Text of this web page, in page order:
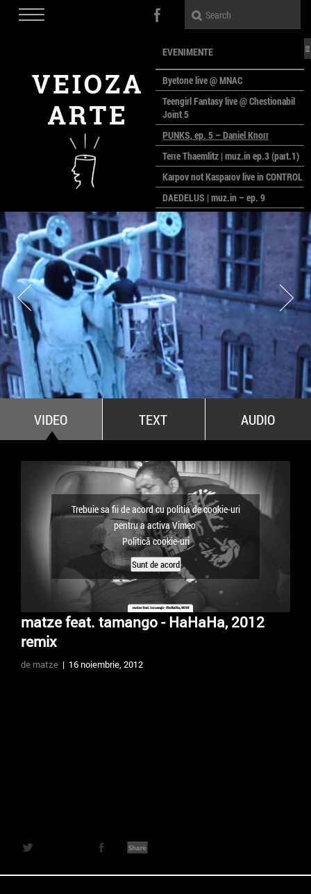
EVENIMENTE
Byetone live @ MNAC
Teengirl Fantasy live @ Chestionabil
Joint 5
PUNKS, ep. 5 – Daniel Knorr
Terre Thaemlitz | muz.in ep.3 (part.1)
Karpov not Kasparov live in CONTROL
DAEDELUS | muz.in – ep. 9
LALELE, LALELE – prima premieră a
anului la MACAZ
CinePOLSKA – filme poloneze la
București
PEOPLE OF ROMANIA se lansează la
galeria Simeza
All Stars For Outernational
VIDEO TEXT AUDIO
Trebuie sa fii de acord cu politia de cookie-uri
pentru a activa Vimeo
Politică cookie-uri
Sunt de acord
matze feat. tamango - HaHaHa, 2012
remix
de matze | 16 noiembrie, 2012